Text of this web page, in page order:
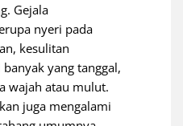
Gejala
nyeri pada
kesulitan
yang tanggal,
wajah atau mulut.
juga mengalami